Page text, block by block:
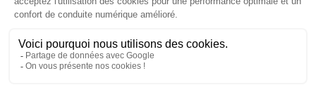
130,14 €
Taille